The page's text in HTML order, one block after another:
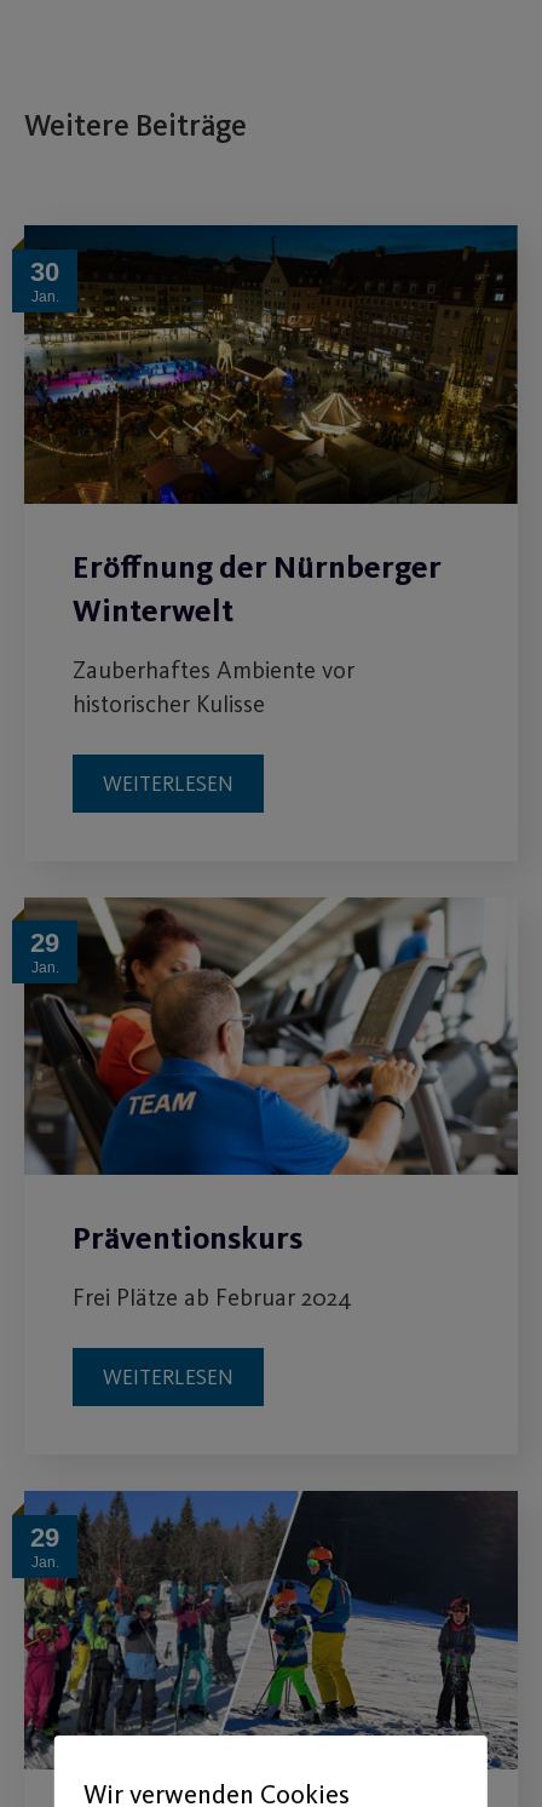
Weitere Beiträge
30
Jan.
Eröffnung der Nürnberger
Winterwelt
Zauberhaftes Ambiente vor
historischer Kulisse
WEITERLESEN
29
Jan.
Präventionskurs
Frei Plätze ab Februar 2024
WEITERLESEN
29
Jan.
Wir verwenden Cookies